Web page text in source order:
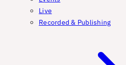
Live
Recorded & Publishing